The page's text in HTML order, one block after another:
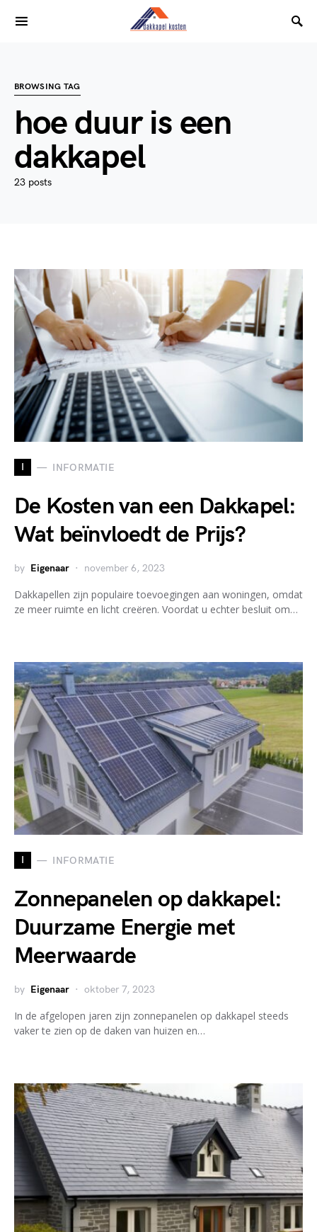
BROWSING TAG
hoe duur is een
dakkapel
23 posts
I INFORMATIE
De Kosten van een Dakkapel:
Wat beïnvloedt de Prijs?
by Eigenaar november 6, 2023
Dakkapellen zijn populaire toevoegingen aan woningen, omdat
ze meer ruimte en licht creëren. Voordat u echter besluit om…
I INFORMATIE
Zonnepanelen op dakkapel:
Duurzame Energie met
Meerwaarde
by Eigenaar oktober 7, 2023
In de afgelopen jaren zijn zonnepanelen op dakkapel steeds
vaker te zien op de daken van huizen en…